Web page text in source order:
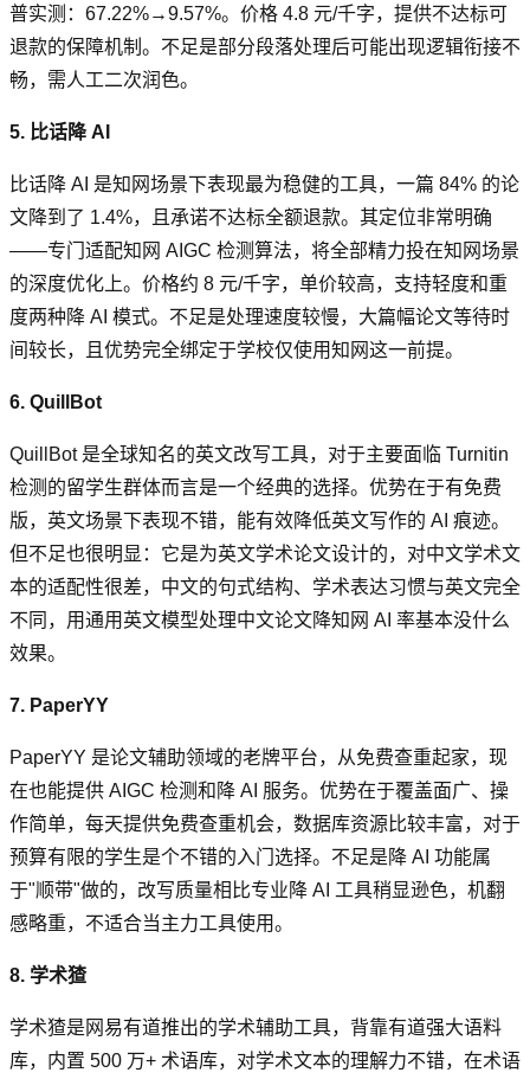
普实测：67.22%→9.57%。价格 4.8 元/千字，提供不达标可
退款的保障机制。不足是部分段落处理后可能出现逻辑衔接不
畅，需人工二次润色。
5. 比话降 AI
比话降 AI 是知网场景下表现最为稳健的工具，一篇 84% 的论
文降到了 1.4%，且承诺不达标全额退款。其定位非常明确
——专门适配知网 AIGC 检测算法，将全部精力投在知网场景
的深度优化上。价格约 8 元/千字，单价较高，支持轻度和重
度两种降 AI 模式。不足是处理速度较慢，大篇幅论文等待时
间较长，且优势完全绑定于学校仅使用知网这一前提。
6. QuillBot
QuillBot 是全球知名的英文改写工具，对于主要面临 Turnitin
检测的留学生群体而言是一个经典的选择。优势在于有免费
版，英文场景下表现不错，能有效降低英文写作的 AI 痕迹。
但不足也很明显：它是为英文学术论文设计的，对中文学术文
本的适配性很差，中文的句式结构、学术表达习惯与英文完全
不同，用通用英文模型处理中文论文降知网 AI 率基本没什么
效果。
7. PaperYY
PaperYY 是论文辅助领域的老牌平台，从免费查重起家，现
在也能提供 AIGC 检测和降 AI 服务。优势在于覆盖面广、操
作简单，每天提供免费查重机会，数据库资源比较丰富，对于
预算有限的学生是个不错的入门选择。不足是降 AI 功能属
于"顺带"做的，改写质量相比专业降 AI 工具稍显逊色，机翻
感略重，不适合当主力工具使用。
8. 学术猹
学术猹是网易有道推出的学术辅助工具，背靠有道强大语料
库，内置 500 万+ 术语库，对学术文本的理解力不错，在术语